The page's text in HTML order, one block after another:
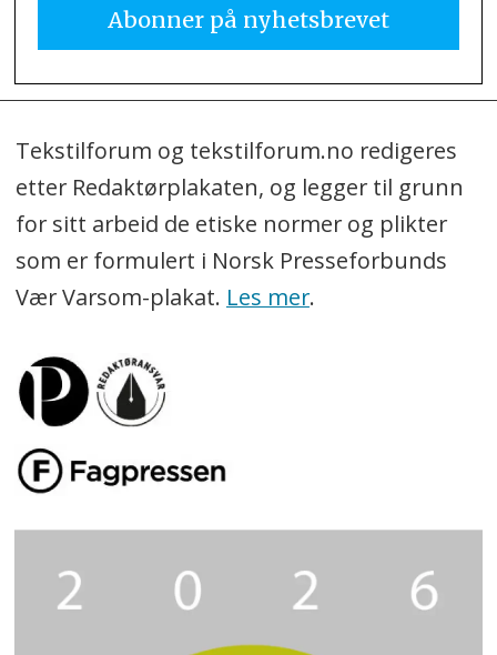
Tekstilforum og tekstilforum.no redigeres
etter Redaktørplakaten, og legger til grunn
for sitt arbeid de etiske normer og plikter
som er formulert i Norsk Presseforbunds
Vær Varsom-plakat. Les mer.